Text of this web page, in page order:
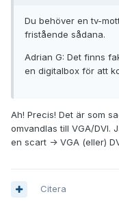
Du behöver en tv-
fristående sådana.
Adrian G: Det finns
en digitalbox för att
Ah! Precis! Det är som
omvandlas till VGA/DVI.
en scart -> VGA (eller)
Citera